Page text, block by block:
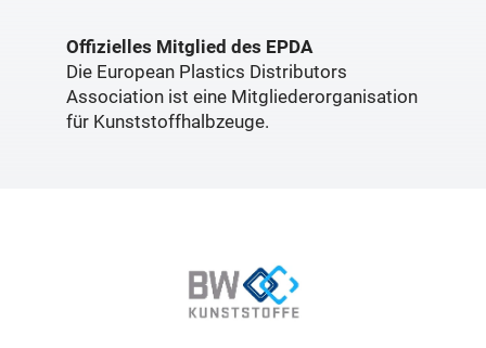
Offizielles Mitglied des EPDA
Die European Plastics Distributors
Association ist eine Mitgliederorganisation
für Kunststoffhalbzeuge.